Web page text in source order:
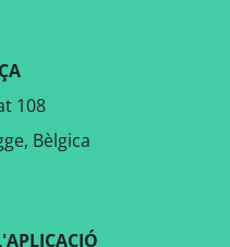
108
Bèlgica